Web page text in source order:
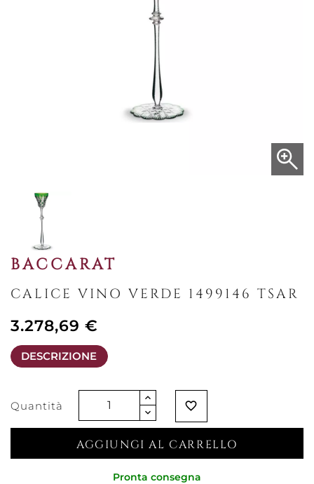
BACCARAT
CALICE VINO VERDE 1499146 TSAR
3.278,69 €
DESCRIZIONE
Quantità favorite_border
AGGIUNGI AL CARRELLO
Pronta consegna